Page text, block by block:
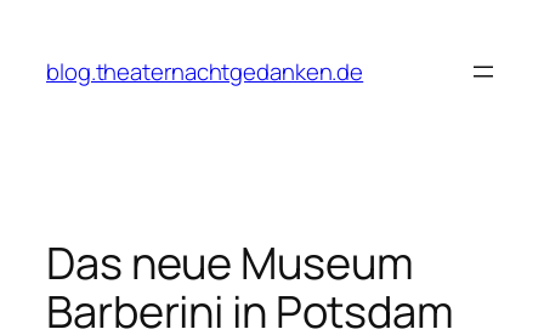
springen
blog.theaternachtgedanken.de
Das neue Museum
Barberini in Potsdam